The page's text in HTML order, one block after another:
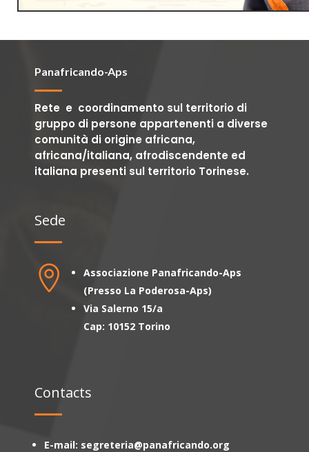
Panafricando-Aps
Rete e coordinamento sul territorio di
gruppo di persone appartenenti a diverse
comunità di origine africana,
africana/italiana, afrodiscendente ed
italiana presenti sul territorio Torinese.
Sede

Associazione Panafricando-Aps
(Presso La Poderosa-Aps)
Via Salerno 15/a
Cap: 10152 Torino
Contacts
E-mail: segreteria@panafricando.org